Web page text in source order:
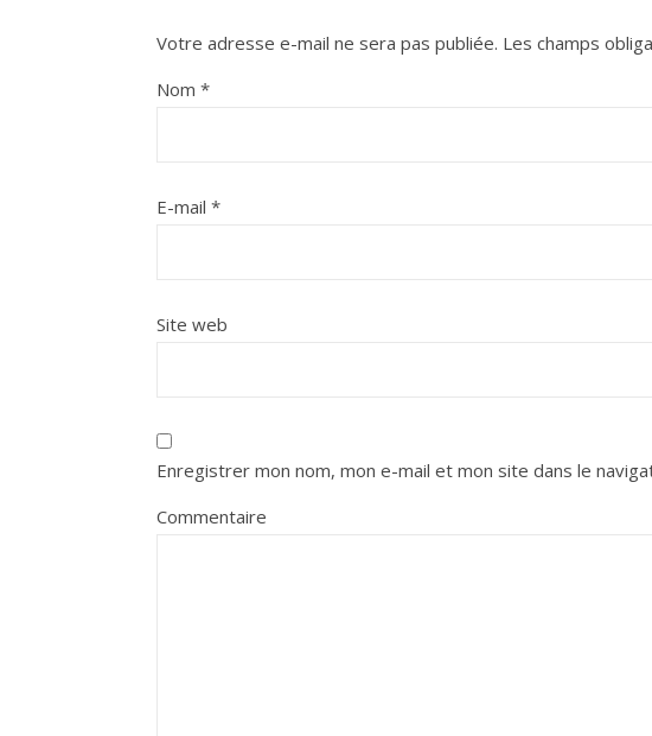
Votre adresse e-mail ne sera pas publiée. Les champs
Nom *
E-mail *
Site web
Enregistrer mon nom, mon e-mail et mon site dans le
Commentaire